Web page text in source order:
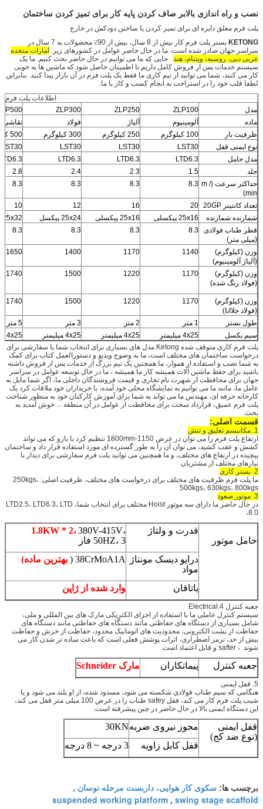
نصب و راه اندازی بالابر صاف کردن پایه کار برای تمیز کردن ساختمان
پلت فرم معلق دایره ای برای تمیز کردن یا ساختن دودکش در خارج
KETONG
بستر پلت فرم کار بیش از 8 سال، بیش از 90٪ محصولات به 7 سال در
سراسر جهان صادر شده است، ما در حال حاضر عوامل در کشورهای زیر: امارات متحده
عربی دبی، روسیه، ویتنام، هند . جایی که ما می توانیم در حال حاضر بحث کنیم. ما یک
سیستم خدمات پس از فروش کامل داریم تا اطمینان حاصل شود که ماشین ها به خوبی
کار می کنند، شما می توانید از تیم کاری ما فقط یک پلت فرم در آن بازار پیدا کنید. بنابراین
لطفا قلب خود را در استراحت به انجام کسب و کار با ما.
اطلاعات پلت فرم
مدل
ZLP100
ZLP250
ZLP300
ماده
آلومینیوم آلیاژ فولاد
نقاشی
ظرفیت بار
100 کیلوگرم 250 کیلوگرم 300 کیلوگرم
500 کیلوگرم
نوع ایمنی قفل
LST30
LST30
LST30
LST30
مدل حامل
LTD6.3
LTD6.3
LTD6.3
LTD6.3
جلد
1.5
2.3
2.4
2.8
حداکثر سرعت (m /
min)
8.3
8.3
8.3
8.3
تعداد کانتینر 20GP 20
16
12
10
شمارنده شمارنده
25x16 پیکسلی 25x16 پیکسلی 25x24 پیکسل
25x32 پیکسلی
قطر طناب فولادی
(میلی متر)
8.3
8.3
8.3
8.3
وزن (کیلوگرم)
(آلیاژ آلومینیوم)
1140
1170
1400
1650
وزن (کیلوگرم)
(فولاد رنگ شده)
1170
1220
1500
1740
وزن (کیلوگرم)
(فولاد جلاانا)
1170
1220
1500
1740
طول بستر 1 متر 2 متر 3 متر
5 متر
سیم بکسل
4x25 میلیمتر 4x25 میلیمتر 4x25 میلیمتر
4x25 میلیمتر
پلت فرم کاری متوقف شده Ketong مدل های بسیاری برای انتخاب شما یا سفارشی برای
درخواست ساختمان های مختلف است، ما به وضوح ویدیو و دستورالعمل کتاب برای کمک
به شما نصب و استفاده از هموار، ما همچنین یک تیم بزرگ از خدمات پس از فروش داشته
باشید برای حفظ ماشین آلات همیشه کار ما همیشه ، ما در حال توسعه عوامل در سراسر
جهان برای محافظت از شهرت نام تجاری و قیمت فروشندگان داخلی ما، اگر شما مایل به
عامل ما، مانند ما می توانیم به نمایشگاه محلی خود آمده، با خریداران خود ملاقات کرد یک
کارخانه حرفه ای، مهندس ما می تواند به شما برای آموزش کارکنان خود به منظور شناخت
پلت فرم عمیق، قرارداد سخت برای محافظت از عوامل در آن منطقه ... خوش آمدید به
بحث.
قسمت اصلی:
1. مکانیسم تعلیق و تنش
ارتفاع پلت فرم را می توان در عرض 1150-1800mm تنظیم کرد با بازو که می تواند
کشش و عقب کشید، می توان آن را به طور گسترده ای مورد استفاده قرار داد و ساختمان
پیچیده در ارتفاع های مختلف، و ما همچنین می توانید پلت فرم سفارشی برای دیدار با
نیازهای مختلف از مشتریان
2. بستر کاری
ما پلت فرم ظرفیت های مختلف برای درخواست های مختلف، ظرفیت اصلی: 250kgs،
500kgs، 630kgs، 800kgs
3. موتور صعود
در حال حاضر ما دارای سه موتور Hoist مختلف برای انتخاب شما، LTD2.5، LTD6.3، LTD
8.0،
حامل موتور
قدرت و ولتاژ 1.8KW * 2،380V-415V،
50HZ، 3 فاز
درایو دیسک مونتاژ
مواد
38CrMoA1A ( بهترین ماده)
یاتاقان وارد شده از ژاپن
جعبه کنترل 4.Electrical
سیستم کنترل عاملی ما با استفاده از اجزای الکتریکی مارک های بین المللی و ملی،
شامل بسیاری از دستگاه های حفاظتی مانند دستگاه های حفاظتی مانند دستگاه های
حفاظت از نشت الکترونی، محدودیت های اتوماتیک محدود، حفاظت از خزش و حفاظت
بیش از حد، ترمز اضطراری، اثرات پوشش فعلی است که باعث ساده تر شدن کار می
شوند. ، safter و قابل اعتماد است.
جعبه کنترل پیمانکاران مارک Schneider
5. قفل ایمنی
هنگامی که سیم طناب فولادی شکسته می شود، مسدود شده، از او بلند می شود و یا
شیب پلت فرم کار می کند، قفل safey طناب را در عرض 100 میلی متر قفل می کند،
این دستگاه ایمنی بالا در حال حاضر در چین پیشرفته است.
قفل ایمنی
(نوع ضد کج)
مجوز نیروی ضربه30KN
قفل کابل زاویه
3 درجه ~ 8 درجه
برچسب ها: سکوی کار هوایی، داربست مرحله نوسان ,
swing stage scaffold
,
suspended working platform